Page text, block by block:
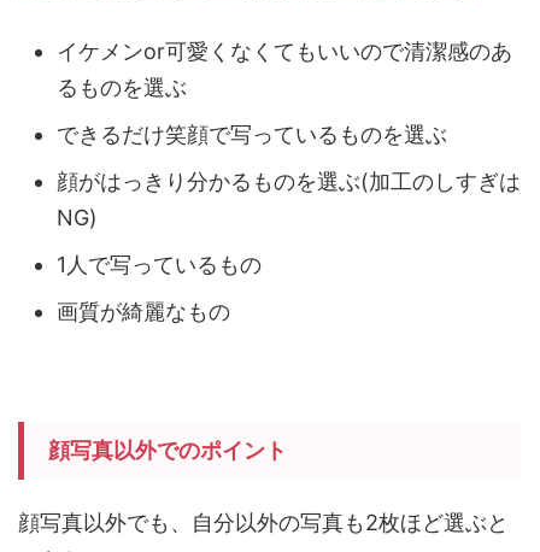
イケメンor可愛くなくてもいいので清潔感のあ
るものを選ぶ
できるだけ笑顔で写っているものを選ぶ
顔がはっきり分かるものを選ぶ(加工のしすぎは
NG)
1人で写っているもの
画質が綺麗なもの
顔写真以外でのポイント
顔写真以外でも、自分以外の写真も2枚ほど選ぶと